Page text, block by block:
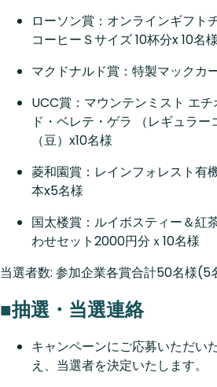
ローソン賞：オンラインギフト
コーヒーＳサイズ 10杯分x 10名様
マクドナルド賞：特製マックカ
UCC賞：マウンテンミスト エ
ド・ベレテ・ゲラ （レギュラ
（豆）x10名様
菱和園賞：レインフォレスト
本x5名様
国太楼賞：ルイボスティー＆紅
わせセット2000円分ｘ10名様
当選者数: 参加企業各賞合計50名様
■抽選・当選連絡
キャンペーンにご応募いただい
え、当選者を決定いたします。